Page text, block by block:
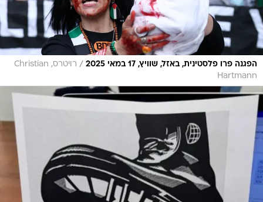
הפגנה פרו פלסטינית, באזל, שוויץ, 17 במאי 2025 /
רויטרס, Christian
Hartmann